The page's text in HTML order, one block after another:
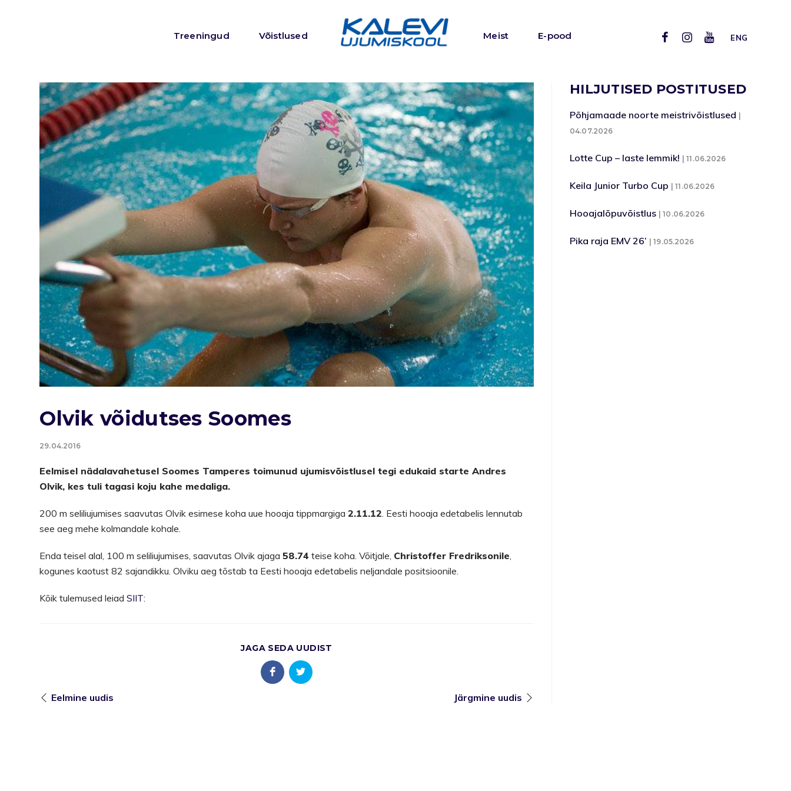
ENG
Treeningud Võistlused Meist E-pood
Olvik võidutses Soomes
29.04.2016
Eelmisel nädalavahetusel Soomes Tamperes toimunud ujumisvõistlusel tegi edukaid starte Andres
Olvik, kes tuli tagasi koju kahe medaliga.
200 m seliliujumises saavutas Olvik esimese koha uue hooaja tippmargiga2.11.12. Eesti hooaja edetabelis lennutab
see aeg mehe kolmandale kohale.
Enda teisel alal, 100 m seliliujumises, saavutas Olvik ajaga58.74 teise koha. Võitjale, Christoffer Fredriksonile,
kogunes kaotust 82 sajandikku. Olviku aeg tõstab ta Eesti hooaja edetabelis neljandale positsioonile.
Kõik tulemused leiadSIIT:
JAGA SEDA UUDIST
Eelmine uudis Järgmine uudis
HILJUTISED POSTITUSED
Põhjamaade noorte meistrivõistlused
04.07.2026
Lotte Cup – laste lemmik! 11.06.2026
Keila Junior Turbo Cup 11.06.2026
Hooajalõpuvõistlus 10.06.2026
Pika raja EMV 26’ 19.05.2026